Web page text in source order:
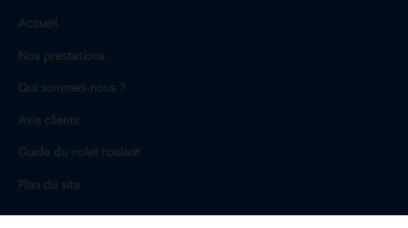
Accueil
Nos prestations
Qui sommes-nous ?
Avis clients
Guide du volet roulant
Plan du site